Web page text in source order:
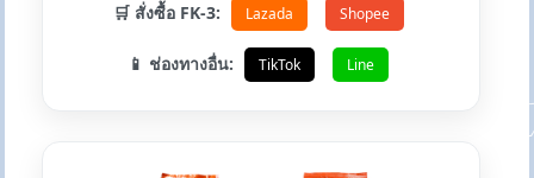
🛒 สั่งซื้อ FK-3: Lazada Shopee
📱 ช่องทางอื่น: TikTok Line